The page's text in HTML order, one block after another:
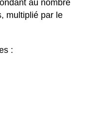
au nombre
multiplié par le
: